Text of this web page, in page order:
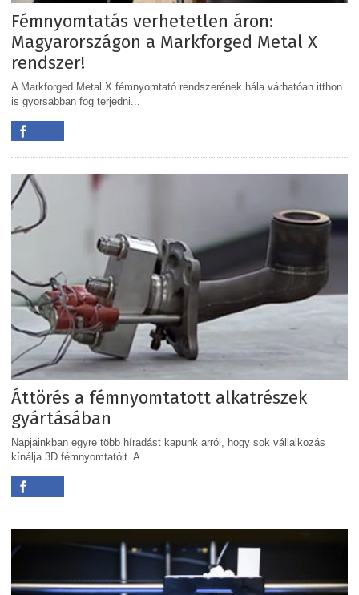
Fémnyomtatás verhetetlen áron:
Magyarországon a Markforged Metal X
rendszer!
A Markforged Metal X fémnyomtató rendszerének hála várhatóan itthon
is gyorsabban fog terjedni...
Áttörés a fémnyomtatott alkatrészek
gyártásában
Napjainkban egyre több híradást kapunk arról, hogy sok vállalkozás
kínálja 3D fémnyomtatóit. A...